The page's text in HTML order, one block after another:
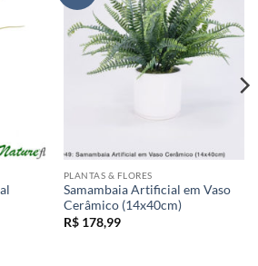
PLANTAS & FLORES
Samambaia Artificial em Vaso
Cerâmico (14x40cm)
R$178,99